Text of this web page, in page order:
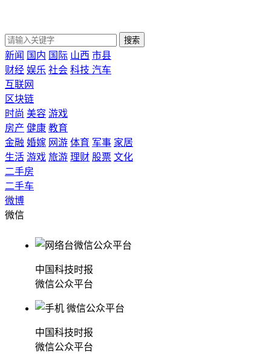
搜索
新闻 国内 国际 山西 市县
财经 娱乐 社会 科技 汽车
互联网
区块链
时尚 美容 游戏
房产 健康 教育
金融 婚嫁 网游 体育 军事 家居
生活 游戏 旅游 理财 股票 文化
二手房
二手车
微博
微信
中国科技时报
微信公众平台
中国科技时报
微信公众平台